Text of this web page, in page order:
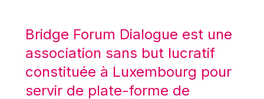
Mario Centeno
Mario Monti
Maroš ŠEFČOVIČ
Martin Bailey
Bridge Forum Dialogue est une
association sans but lucratif
constituée à Luxembourg pour
servir de plate-forme de